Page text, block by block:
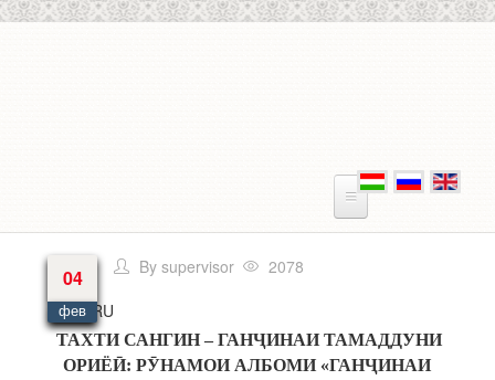
04
фев
Bysupervisor
2078
Язык RU
ТАХТИ САНГИН – ГАНҶИНАИ ТАМАДДУНИ
ОРИЁӢ: РӮНАМОИ АЛБОМИ «ГАНҶИНАИ